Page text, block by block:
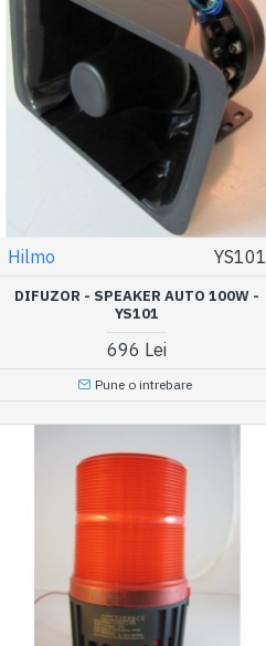
Hilmo YS101
DIFUZOR - SPEAKER AUTO 100W -
YS101
696 Lei
Pune o intrebare